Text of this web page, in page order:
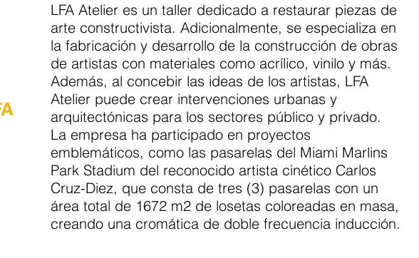
LFA Atelier es un taller dedicado a restaurar piezas de
arte constructivista. Adicionalmente, se especializa en
la fabricación y desarrollo de la construcción de obras
de artistas con materiales como acrílico, vinilo y más.
Además, al concebir las ideas de los artistas, LFA
Atelier puede crear intervenciones urbanas y
arquitectónicas para los sectores público y privado.
La empresa ha participado en proyectos
emblemáticos, como las pasarelas del Miami Marlins
Park Stadium del reconocido artista cinético Carlos
Cruz-Diez, que consta de tres (3) pasarelas con un
área total de 1672 m2 de losetas coloreadas en masa,
creando una cromática de doble frecuencia inducción.